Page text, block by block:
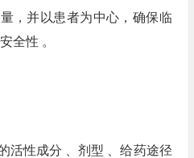
，并以患者为中心，确保临
全性 。
活性成分 、剂型 、给药途径